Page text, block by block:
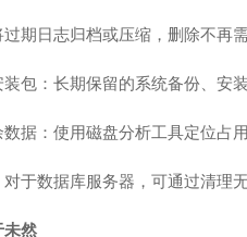
期日志归档或压缩，删除不再
包：长期保留的系统备份、安
据：使用磁盘分析工具定位占
于数据库服务器，可通过清理
未然